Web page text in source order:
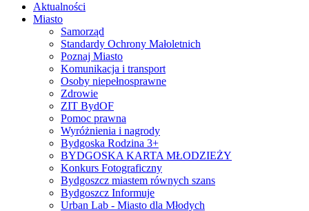
Aktualności
Miasto
Samorząd
Standardy Ochrony Małoletnich
Poznaj Miasto
Komunikacja i transport
Osoby niepełnosprawne
Zdrowie
ZIT BydOF
Pomoc prawna
Wyróżnienia i nagrody
Bydgoska Rodzina 3+
BYDGOSKA KARTA MŁODZIEŻY
Konkurs Fotograficzny
Bydgoszcz miastem równych szans
Bydgoszcz Informuje
Urban Lab - Miasto dla Młodych